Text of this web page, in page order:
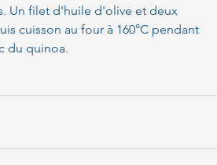
Un filet d'huile d'olive et deux
cuisson au four à 160°C pendant
du quinoa.